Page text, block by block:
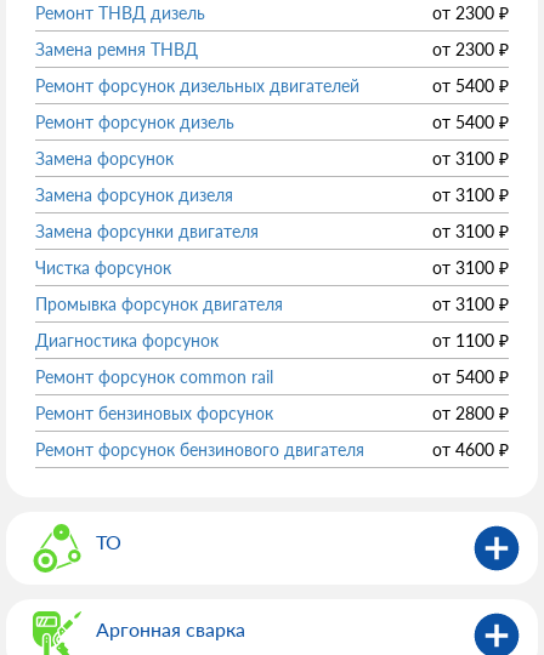
Ремонт ТНВД дизель
от 2300 ₽
Замена ремня ТНВД
от 2300 ₽
Ремонт форсунок дизельных двигателей
от 5400 ₽
Ремонт форсунок дизель
от 5400 ₽
Замена форсунок
от 3100 ₽
Замена форсунок дизеля
от 3100 ₽
Замена форсунки двигателя
от 3100 ₽
Чистка форсунок
от 3100 ₽
Промывка форсунок двигателя
от 3100 ₽
Диагностика форсунок
от 1100 ₽
Ремонт форсунок common rail
от 5400 ₽
Ремонт бензиновых форсунок
от 2800 ₽
Ремонт форсунок бензинового двигателя
от 4600 ₽
ТО
Аргонная сварка